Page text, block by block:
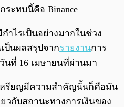
ะทบนี้คือ Binance
ำไรเป็นอย่างมากในช่วง
ป็นผลสรุปจากรายงานการ
นที่ 16 เมษายนที่ผ่านมา
หรียญมีความสำคัญนั้นก็คือมัน
วกับสถานะทางการเงินของ